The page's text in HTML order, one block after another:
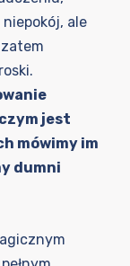
ale
jest
mówimy im
dumni